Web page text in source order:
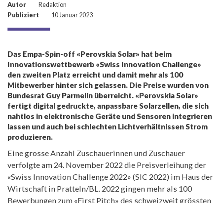
Autor
Redaktion
Publiziert
10 Januar 2023
Das Empa-Spin-off «Perovskia Solar» hat beim
Innovationswettbewerb «Swiss Innovation Challenge»
den zweiten Platz erreicht und damit mehr als 100
Mitbewerber hinter sich gelassen. Die Preise wurden von
Bundesrat Guy Parmelin überreicht. «Perovskia Solar»
fertigt digital gedruckte, anpassbare Solarzellen, die sich
nahtlos in elektronische Geräte und Sensoren integrieren
lassen und auch bei schlechten Lichtverhältnissen Strom
produzieren.
Eine grosse Anzahl Zuschauerinnen und Zuschauer
verfolgte am 24. November 2022 die Preisverleihung der
«Swiss Innovation Challenge 2022» (SIC 2022) im Haus der
Wirtschaft in Pratteln/BL. 2022 gingen mehr als 100
Bewerbungen zum «First Pitch» des schweizweit grössten